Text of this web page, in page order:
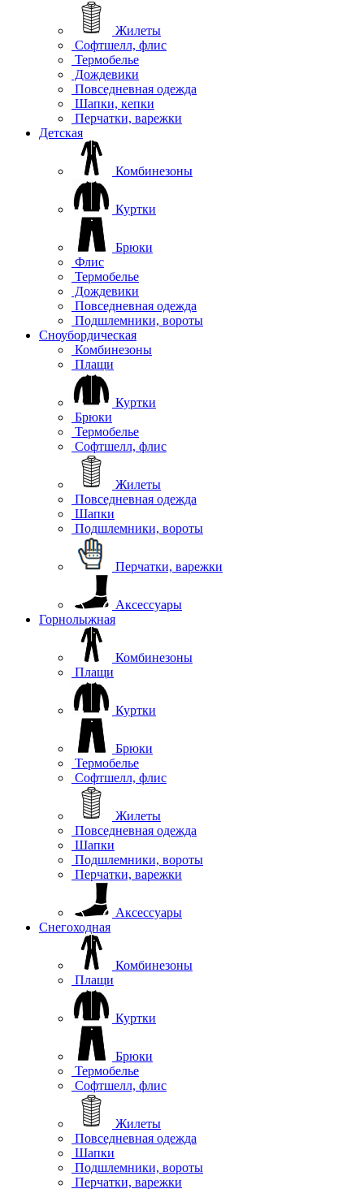
Жилеты
Софтшелл, флис
Термобелье
Дождевики
Повседневная одежда
Шапки, кепки
Перчатки, варежки
Детская
Комбинезоны
Куртки
Брюки
Флис
Термобелье
Дождевики
Повседневная одежда
Подшлемники, вороты
Сноубордическая
Комбинезоны
Плащи
Куртки
Брюки
Термобелье
Софтшелл, флис
Жилеты
Повседневная одежда
Шапки
Подшлемники, вороты
Перчатки, варежки
Аксессуары
Горнолыжная
Комбинезоны
Плащи
Куртки
Брюки
Термобелье
Софтшелл, флис
Жилеты
Повседневная одежда
Шапки
Подшлемники, вороты
Перчатки, варежки
Аксессуары
Снегоходная
Комбинезоны
Плащи
Куртки
Брюки
Термобелье
Софтшелл, флис
Жилеты
Повседневная одежда
Шапки
Подшлемники, вороты
Перчатки, варежки